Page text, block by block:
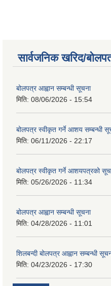
सार्वजनिक खरिद/
बोलपत्र आह्वान सम्बन्धी सूचना
मिति: 08/06/2026 - 15:54
बोलपत्र स्वीकृत गर्ने आशय सम्बन्धी
मिति: 06/11/2026 - 22:17
बोलपत्र स्वीकृत गर्ने आशयपत्रको
मिति: 05/26/2026 - 11:34
बोलपत्र आह्वान सम्बन्धी सूचना
मिति: 04/28/2026 - 11:01
शिलबन्दी बोलपत्र आह्वान सम्बन्धी
मिति: 04/23/2026 - 17:30